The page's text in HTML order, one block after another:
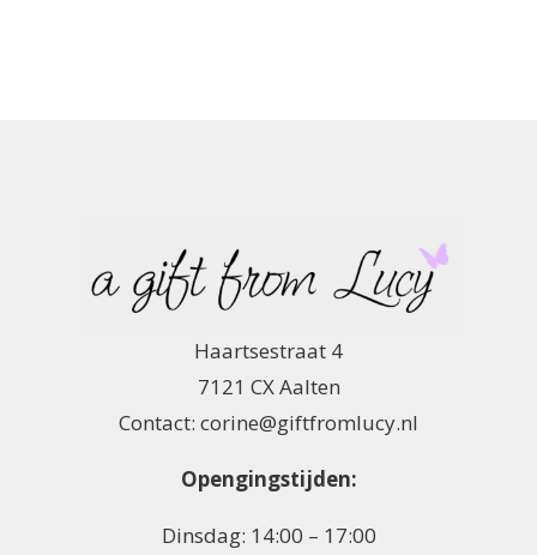
Haartsestraat 4
7121 CX Aalten
Contact: corine@giftfromlucy.nl
Opengingstijden:
Dinsdag: 14:00 – 17:00